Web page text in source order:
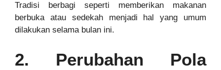
Tradisi berbagi seperti memberikan makanan
berbuka atau sedekah menjadi hal yang umum
dilakukan selama bulan ini.
2. Perubahan Pola